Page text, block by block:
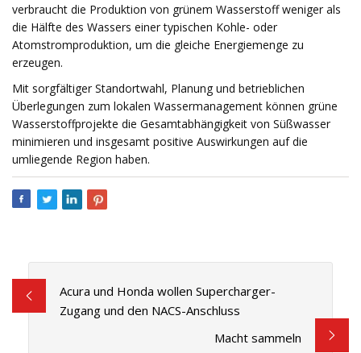
verbraucht die Produktion von grünem Wasserstoff weniger als
die Hälfte des Wassers einer typischen Kohle- oder
Atomstromproduktion, um die gleiche Energiemenge zu
erzeugen.
Mit sorgfältiger Standortwahl, Planung und betrieblichen
Überlegungen zum lokalen Wassermanagement können grüne
Wasserstoffprojekte die Gesamtabhängigkeit von Süßwasser
minimieren und insgesamt positive Auswirkungen auf die
umliegende Region haben.
Acura und Honda wollen Supercharger-
Zugang und den NACS-Anschluss
Macht sammeln